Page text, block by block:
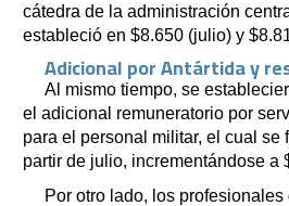
cátedra de la administración
estableció en $8.650 (julio) y
Adicional por Antártida y
Al mismo tiempo, se
el adicional remuneratorio por
para el personal militar, el cual se
partir de julio, incrementándose a
Por otro lado, los